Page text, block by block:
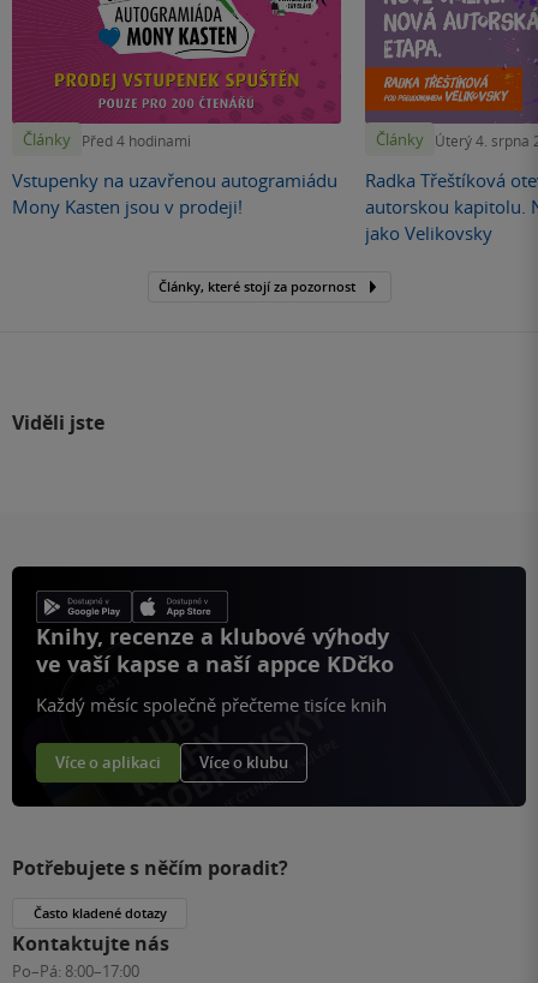
Články Před 4 hodinami
Vstupenky na uzavřenou autogramiádu
Mony Kasten jsou v prodeji!
Články Úterý 4. srpna
Radka Třeštíková
autorskou kapitolu.
jako Velikovsky
Články, které stojí za pozornost
Viděli jste
Knihy, recenze a klubové výhody
ve vaší kapse a naší appce KDčko
Každý měsíc společně přečteme tisíce knih
Více o aplikaci Více o klubu
Potřebujete s něčím poradit?
Často kladené dotazy
Kontaktujte nás
Po–Pá: 8:00–17:00